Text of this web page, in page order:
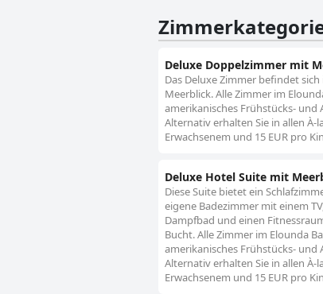
Deluxe Doppelzimmer mit
Das Deluxe Zimmer befindet
Meerblick. Alle Zimmer im
amerikanisches Frühstücks-
Alternativ erhalten Sie in allen À-
Erwachsenem und 15 EUR pro
Deluxe Hotel Suite mit
Diese Suite bietet ein
eigene Badezimmer mit einem
Dampfbad und einen
Bucht. Alle Zimmer im Elounda
amerikanisches Frühstücks-
Alternativ erhalten Sie in allen À-
Erwachsenem und 15 EUR pro